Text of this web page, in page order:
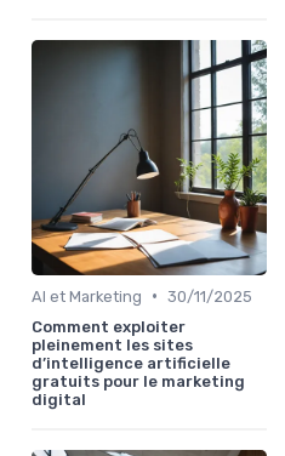
AI et Marketing • 30/11/2025
Comment exploiter
pleinement les sites
d’intelligence artificielle
gratuits pour le marketing
digital